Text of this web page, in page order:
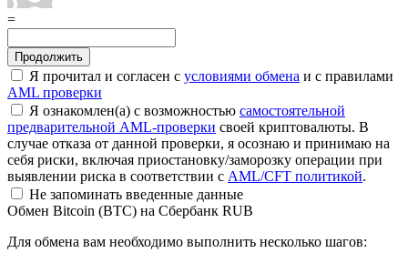
=
Я прочитал и согласен с условиями обмена и с правилами
AML проверки
Я ознакомлен(а) с возможностью самостоятельной
предварительной AML-проверки своей криптовалюты. В
случае отказа от данной проверки, я осознаю и принимаю на
себя риски, включая приостановку/заморозку операции при
выявлении риска в соответствии с AML/CFT политикой.
Не запоминать введенные данные
Обмен Bitcoin (BTC) на Сбербанк RUB
Для обмена вам необходимо выполнить несколько шагов: